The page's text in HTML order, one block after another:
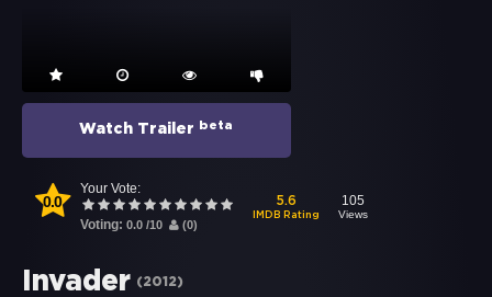
Watch Trailer beta
0.0
Your Vote:
Voting: 0.0 /10 (0)
5.6
IMDB Rating
105
Views
Invader (2012)